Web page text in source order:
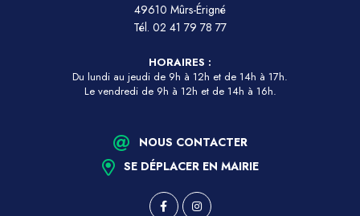
49610 Mûrs-Érigné
Tél. 02 41 79 78 77
HORAIRES :
Du lundi au jeudi de 9h à 12h et de 14h à 17h.
Le vendredi de 9h à 12h et de 14h à 16h.
NOUS CONTACTER
SE DÉPLACER EN MAIRIE